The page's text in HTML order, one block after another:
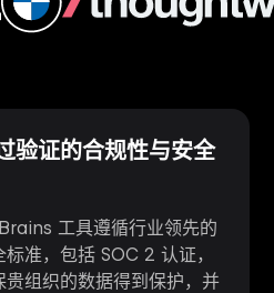
验证的合规性与安全
工具遵循行业领先的
标准，包括 SOC 2 认证，
贵组织的数据得到保护，并